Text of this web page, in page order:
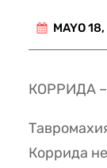
MAYO
КОРРИДА –
Коррида